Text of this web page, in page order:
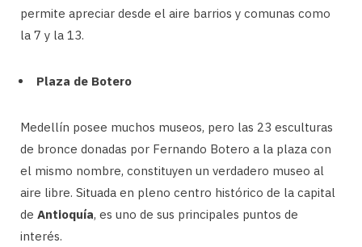
permite apreciar desde el aire barrios y comunas como
la 7 y la 13.
Plaza de Botero
Medellín posee muchos museos, pero las 23 esculturas
de bronce donadas por Fernando Botero a la plaza con
el mismo nombre, constituyen un verdadero museo al
aire libre. Situada en pleno centro histórico de la capital
de Antioquía, es uno de sus principales puntos de
interés.